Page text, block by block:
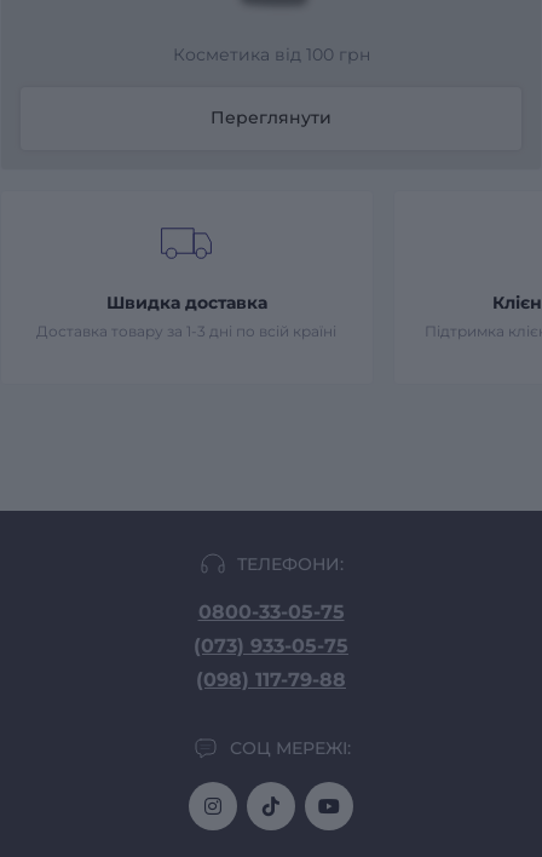
Косметика від 100 грн
Переглянути
Швидка доставка
Доставка товару за 1-3 дні по всій країні Підтримка
ТЕЛЕФОНИ:
0800-33-05-75
(073) 933-05-75
(098) 117-79-88
СОЦ МЕРЕЖІ: